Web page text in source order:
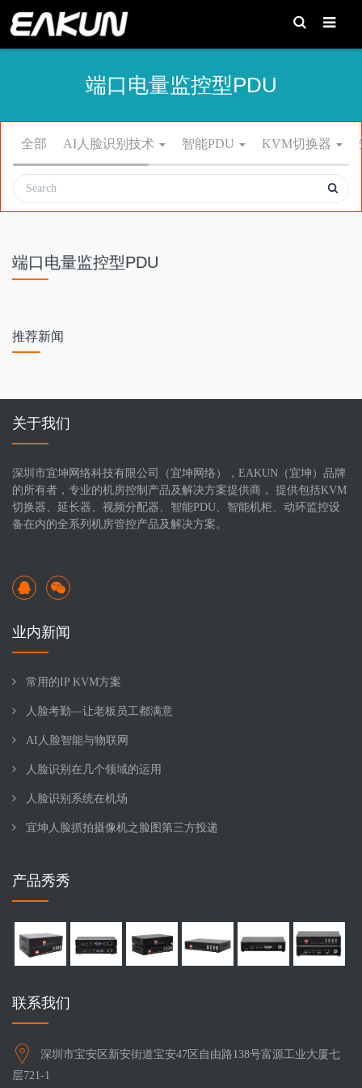
T
o
g
r
h
端口电量监控型PDU
全部 AI人脸识别技术 智能PDU KVM切换器
端口电量监控型PDU
推荐新闻
关于我们
深圳市宜坤网络科技有限公司（宜坤网络），EAKUN（宜坤）品牌
的所有者，专业的机房控制产品及解决方案提供商， 提供包括KVM
切换器、延长器、视频分配器、智能PDU、智能机柜、动环监控设
备在内的全系列机房管控产品及解决方案。
业内新闻
常用的IP KVM方案
人脸考勤—让老板员工都满意
AI人脸智能与物联网
人脸识别在几个领域的运用
人脸识别系统在机场
宜坤人脸抓拍摄像机之脸图第三方投递
产品秀秀
联系我们
深圳市宝安区新安街道宝安47区自由路138号富源工业大厦七
层721-1